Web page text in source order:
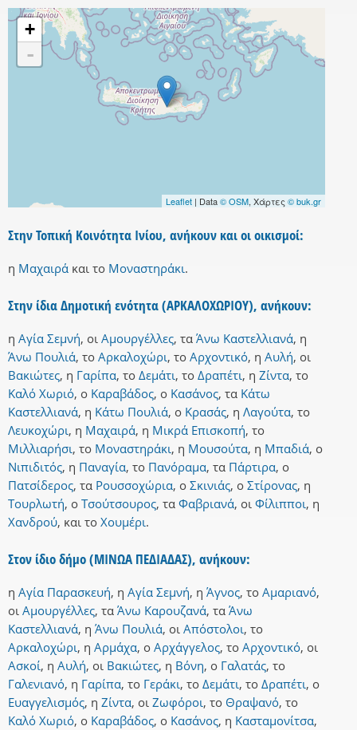
+
-
Leaflet | Data© OSM, Χάρτες © buk.gr
Στην Τοπική Κοινότητα Ινίου, ανήκουν και οι οικισμοί:
η Μαχαιρά και το Μοναστηράκι.
Στην ίδια Δημοτική ενότητα (ΑΡΚΑΛΟΧΩΡΙΟΥ), ανήκουν:
η Αγία Σεμνή, οι Αμουργέλλες, τα Άνω Καστελλιανά, η
Άνω Πουλιά, το Αρκαλοχώρι, το Αρχοντικό, η Αυλή, οι
Βακιώτες, η Γαρίπα, το Δεμάτι, το Δραπέτι, η Ζίντα, το
Καλό Χωριό, ο Καραβάδος, ο Κασάνος, τα Κάτω
Καστελλιανά, η Κάτω Πουλιά, ο Κρασάς, η Λαγούτα, το
Λευκοχώρι, η Μαχαιρά, η Μικρά Επισκοπή, το
Μιλλιαρήσι, το Μοναστηράκι, η Μουσούτα, η Μπαδιά, ο
Νιπιδιτός, η Παναγία, το Πανόραμα, τα Πάρτιρα, ο
Πατσίδερος, τα Ρουσσοχώρια, ο Σκινιάς, ο Στίρονας, η
Τουρλωτή, ο Τσούτσουρος, τα Φαβριανά, οι Φίλιπποι, η
Χανδρού, και το Χουμέρι.
Στον ίδιο δήμο (ΜΙΝΩΑ ΠΕΔΙΑΔΑΣ), ανήκουν:
η Αγία Παρασκευή, η Αγία Σεμνή, η Άγνος, το Αμαριανό,
οι Αμουργέλλες, τα Άνω Καρουζανά, τα Άνω
Καστελλιανά, η Άνω Πουλιά, οι Απόστολοι, το
Αρκαλοχώρι, η Αρμάχα, ο Αρχάγγελος, το Αρχοντικό, οι
Ασκοί, η Αυλή, οι Βακιώτες, η Βόνη, ο Γαλατάς, το
Γαλενιανό, η Γαρίπα, το Γεράκι, το Δεμάτι, το Δραπέτι, ο
Ευαγγελισμός, η Ζίντα, οι Ζωφόροι, το Θραψανό, το
Καλό Χωριό, ο Καραβάδος, ο Κασάνος, η Κασταμονίτσα,